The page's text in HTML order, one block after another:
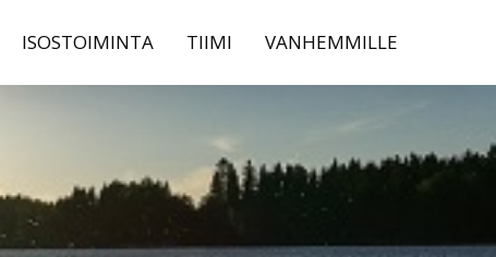
ISOSTOIMINTA TIIMI VANHEMMILLE